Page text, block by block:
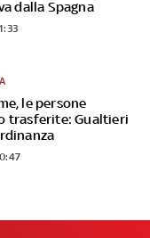
dalla Spagna
le persone
trasferite: Gualtieri